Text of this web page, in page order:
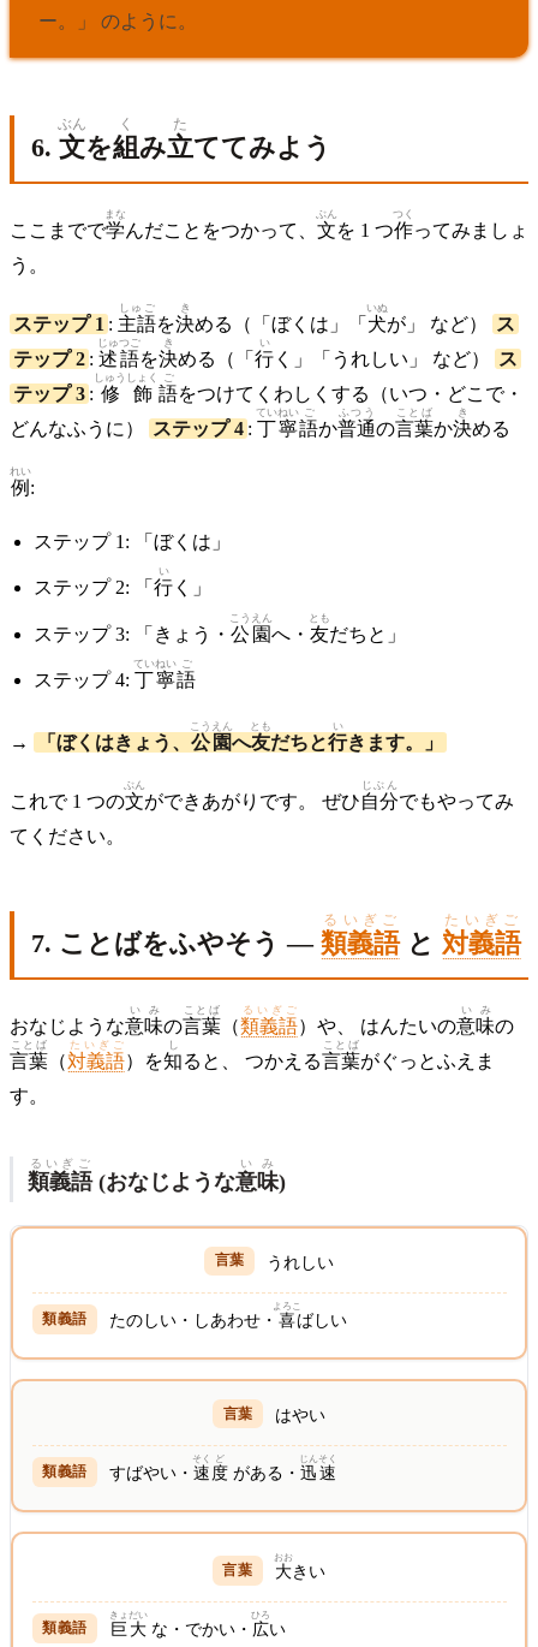
ー。」 のように。
6. 文
ぶん
を組
く
み立
た
ててみよう
ここまでで学
まな
んだことをつかって、 文
ぶん
を 1 つ作
つく
ってみましょ
う。
ステップ 1 : 主語
しゅご
を決
き
める（「ぼくは」「 犬
いぬ
が」 など）
ス
テップ 2 : 述語
じゅつご
を決
き
める（「 行
い
く」「うれしい」 など）
ス
テップ 3 : 修飾
しゅうしょく
語
ご
をつけてくわしくする（いつ・どこで・
どんなふうに）
ステップ 4 : 丁寧
ていねい
語
ご
か普通
ふつう
の言葉
ことば
か決
き
める
例
れい
:
ステップ 1: 「ぼくは」
ステップ 2: 「 行
い
く」
ステップ 3: 「きょう・ 公園
こうえん
へ・ 友
とも
だちと」
ステップ 4: 丁寧
ていねい
語
ご
→ 「ぼくはきょう、 公園
こうえん
へ友
とも
だちと行
い
きます。」
これで 1 つの文
ぶん
ができあがりです。 ぜひ自分
じぶん
でもやってみ
てください。
7. ことばをふやそう — 類義語
るいぎご
と 対義語
たいぎご
おなじような意味
いみ
の言葉
ことば
（類義語
るいぎご
）や、 はんたいの意味
いみ
の
言葉
ことば
（対義語
たいぎご
）を知
し
ると、 つかえる言葉
ことば
がぐっとふえま
す。
類義語
るいぎご
(おなじような意味
いみ
)
うれしい
たのしい・しあわせ・ 喜
よろこ
ばしい
はやい
すばやい・ 速
そく
度
ど
がある・ 迅速
じんそく
大
おお
きい
巨大
きょだい
な・でかい・ 広
ひろ
い